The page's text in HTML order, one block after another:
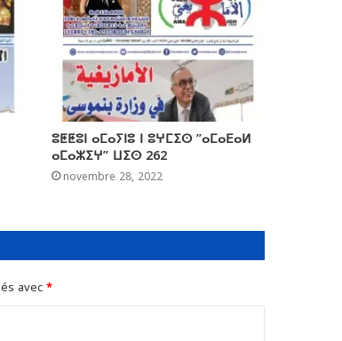
ⵓⵟⵟⵓⵏ ⴰⵎⴰⵢⵏⵓ ⵏ ⵓⵖⵎⵉⵙ ”ⴰⵎⴰⴹⴰⵍ
ⴰⵎⴰⵣⵉⵖ” ⵡⵉⵙ 262
novembre 28, 2022
avec*